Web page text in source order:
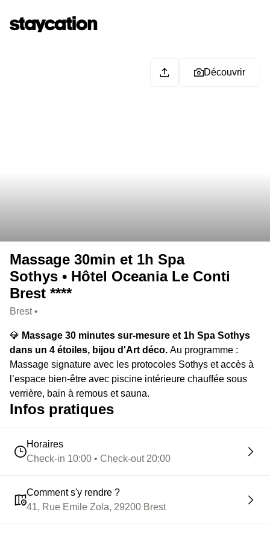
Découvrir
Massage 30min et 1h Spa
Sothys • Hôtel Oceania Le Conti
Brest ****
Brest •
💎 Massage 30 minutes sur-mesure et 1h Spa Sothys
dans un 4 étoiles, bijou d'Art déco. Au programme :
Massage signature avec les protocoles Sothys et accès à
l’espace bien-être avec piscine intérieure chauffée sous
verrière, bain à remous et sauna.
Infos pratiques
Horaires
Check-in 10:00 • Check-out 20:00
Comment s'y rendre ?
41, Rue Emile Zola, 29200 Brest